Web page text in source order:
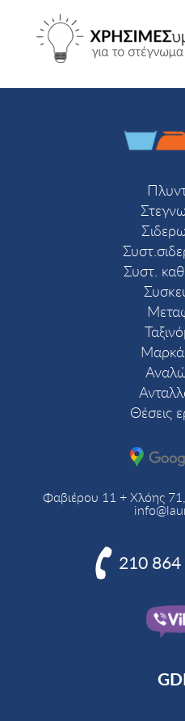
Συστ.
Θέσεις
Φαβιέρου 11 + Χλόης
210 864